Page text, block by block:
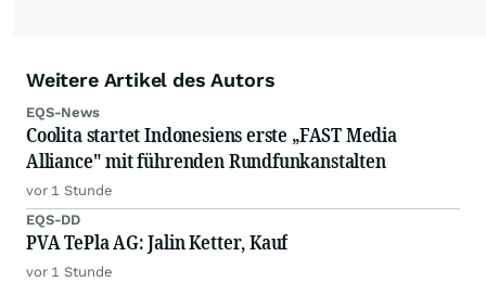
Weitere Artikel des Autors
EQS-News
Coolita startet Indonesiens erste „FAST Media
Alliance" mit führenden Rundfunkanstalten
vor 1 Stunde
EQS-DD
PVA TePla AG: Jalin Ketter, Kauf
vor 1 Stunde